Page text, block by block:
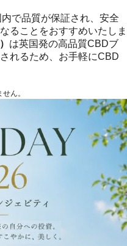
で品質が保証され、安全
ることをおすすめいたしま
は英国発の高品質CBDブ
れるため、お手軽にCBD
ん。